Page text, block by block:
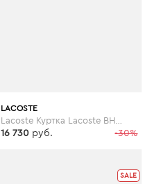
LACOSTE
-30%
16 730 руб.
SALE